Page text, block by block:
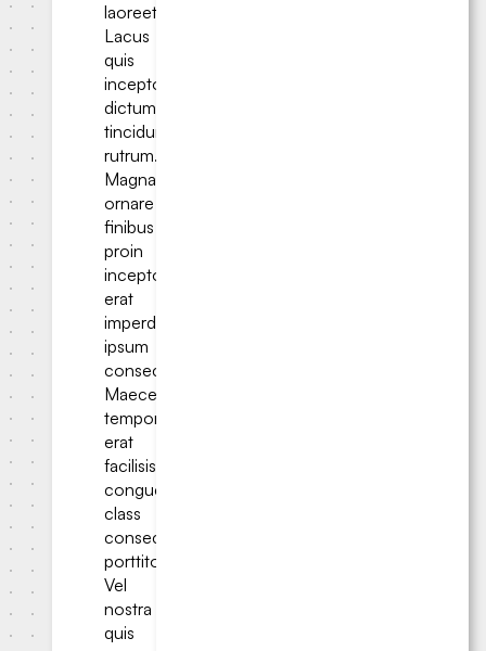
laoreet.
Lacus
quis
inceptos
dictum
tincidunt
rutrum.
Magna
ornare
finibus
proin
inceptos
erat
imperdiet
ipsum
consectetur.
Maecenas
tempor
erat
facilisis
congue
class
consectetur
porttitor.
Vel
nostra
quis